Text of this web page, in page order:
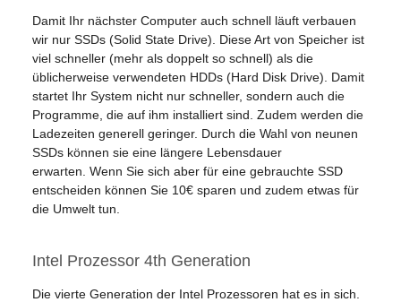
Damit Ihr nächster Computer auch schnell läuft verbauen
wir nur SSDs (Solid State Drive). Diese Art von Speicher ist
viel schneller (mehr als doppelt so schnell) als die
üblicherweise verwendeten HDDs (Hard Disk Drive). Damit
startet Ihr System nicht nur schneller, sondern auch die
Programme, die auf ihm installiert sind. Zudem werden die
Ladezeiten generell geringer. Durch die Wahl von neunen
SSDs können sie eine längere Lebensdauer
erwarten. Wenn Sie sich aber für eine gebrauchte SSD
entscheiden können Sie 10€ sparen und zudem etwas für
die Umwelt tun.
Intel Prozessor 4th Generation
Die vierte Generation der Intel Prozessoren hat es in sich.